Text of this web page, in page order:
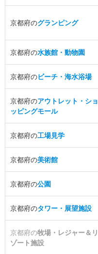
京都府のグランピング
京都府の水族館・動物園
京都府のビーチ・海水浴場
京都府のアウトレット・ショ
ッピングモール
京都府の工場見学
京都府の美術館
京都府の公園
京都府のタワー・展望施設
京都府の牧場・レジャー＆リ
ゾート施設